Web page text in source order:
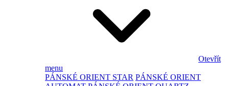
Otevřít
menu
PÁNSKÉ ORIENT STAR PÁNSKÉ ORIENT